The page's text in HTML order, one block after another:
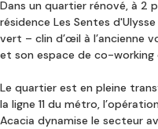
Dans un quartier rénové, à 2
résidence Les Sentes d'Ulysse
vert – clin d’œil à l’ancienne
et son espace de co-working
Le quartier est en pleine
la ligne 11 du métro,
Acacia dynamise le secteur